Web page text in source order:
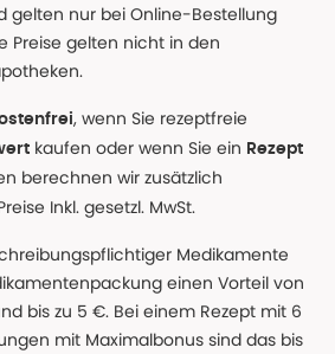
gelten nur bei Online-Bestellung
Preise gelten nicht in den
, wenn Sie rezeptfreie
kaufen oder wenn Sie ein Rezept
berechnen wir zusätzlich
Inkl. gesetzl. MwSt.
Medikamente
einen Vorteil von
bis zu 5 €. Bei einem Rezept mit 6
mit Maximalbonus sind das bis